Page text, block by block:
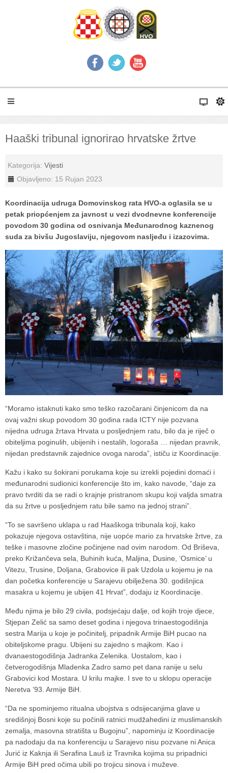
Haaški tribunal ignorirao hrvatske žrtve
Kategorija: Vijesti
Objavljeno: 15 Rujan 2023
Koordinacija udruga Domovinskog rata HVO-a oglasila se u
petak priopćenjem za javnost u vezi dvodnevne konferencije
povodom 30 godina od osnivanja Međunarodnog kaznenog
suda za bivšu Jugoslaviju, njegovom nasljeđu i izazovima.
“Moramo istaknuti kako smo teško razočarani činjenicom da na
ovaj važni skup povodom 30 godina rada ICTY nije pozvana
nijedna udruga žrtava Hrvata u posljednjem ratu, bilo da je riječ o
obiteljima poginulih, ubijenih i nestalih, logoraša … nijedan pravnik,
nijedan predstavnik zajednice ovoga naroda”, ističu iz Koordinacije.
Kažu i kako su šokirani porukama koje su izrekli pojedini domaći i
međunarodni sudionici konferencije što im, kako navode, “daje za
pravo tvrditi da se radi o krajnje pristranom skupu koji valjda smatra
da su žrtve u posljednjem ratu bile samo na jednoj strani”.
“To se savršeno uklapa u rad Haaškoga tribunala koji, kako
pokazuje njegova ostavština, nije uopće mario za hrvatske žrtve, za
teške i masovne zločine počinjene nad ovim narodom. Od Briševa,
preko Križančeva sela, Buhinih kuća, Maljina, Dusine, ‘Osmice’ u
Vitezu, Trusine, Doljana, Grabovice ili pak Uzdola u kojemu je na
dan početka konferencije u Sarajevu obilježena 30. godišnjica
masakra u kojemu je ubijen 41 Hrvat”, dodaju iz Koordinacije.
Među njima je bilo 29 civila, podsjećaju dalje, od kojih troje djece,
Stjepan Zelić sa samo deset godina i njegova trinaestogodišnja
sestra Marija u koje je počinitelj, pripadnik Armije BiH pucao na
obiteljskome pragu. Ubijeni su zajedno s majkom. Kao i
dvanaestogodišnja Jadranka Zelenika. Uostalom, kao i
četverogodišnja Mladenka Zadro samo pet dana ranije u selu
Grabovici kod Mostara. U krilu majke. I sve to u sklopu operacije
Neretva ’93. Armije BiH.
“Da ne spominjemo ritualna ubojstva s odsijecanjima glave u
središnjoj Bosni koje su počinili ratnici mudžahedini iz muslimanskih
zemalja, masovna stratišta u Bugojnu”, napominju iz Koordinacije
pa nadodaju da na konferenciju u Sarajevo nisu pozvane ni Anica
Jurić iz Kaknja ili Serafina Lauš iz Travnika kojima su pripadnici
Armije BiH pred očima ubili po trojicu sinova i muževe.